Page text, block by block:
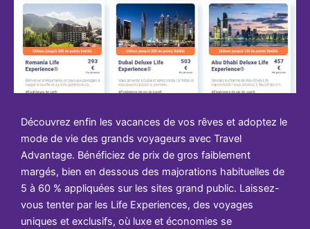
Découvrez enfin les vacances de vos rêves et adoptez le
mode de vie des grands voyageurs avec Travel
Advantage. Bénéficiez de prix de gros faiblement
margés, bien en dessous des majorations habituelles de
5 à 60 % appliquées sur les sites grand public. Laissez-
vous tenter par les Life Experiences, des voyages
uniques et exclusifs, où luxe et économies se